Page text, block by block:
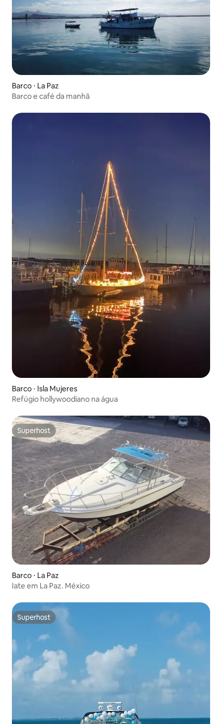
Barco ⋅ La Paz
Barco e café da manhã
Barco ⋅ Isla Mujeres
Refúgio hollywoodiano na água
Superhost
Superhost
Barco ⋅ La Paz
Iate em La Paz. México
Superhost
Superhost